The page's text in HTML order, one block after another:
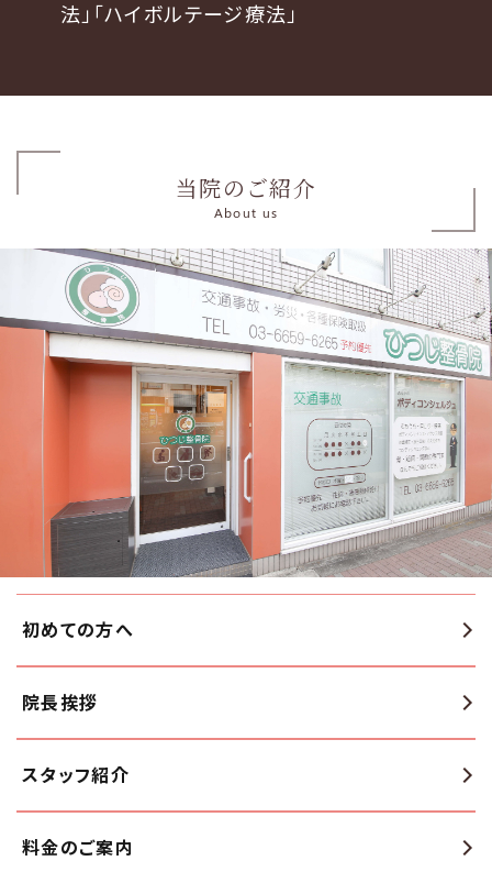
法」「ハイボルテージ療法」
当院のご紹介
About us
初めての方へ
院長挨拶
スタッフ紹介
料金のご案内